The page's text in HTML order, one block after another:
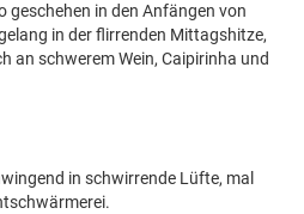
geschehen in den Anfängen von
in der flirrenden Mittagshitze,
an schwerem Wein, Caipirinha und
in schwirrende Lüfte, mal